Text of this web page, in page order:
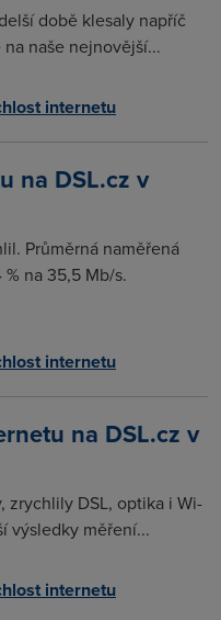
době klesaly napříč
naše nejnovější...
internetu
na DSL.cz v
Průměrná naměřená
na 35,5 Mb/s.
internetu
na DSL.cz v
DSL, optika i Wi-
výsledky měření...
internetu